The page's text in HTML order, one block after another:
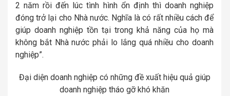
2 năm rồi đến lúc tình hình ổn định thì doanh nghiệp
đóng trở lại cho Nhà nước. Nghĩa là có rất nhiều cách để
giúp doanh nghiệp tồn tại trong khả năng của họ mà
không bắt Nhà nước phải lo lắng quá nhiều cho doanh
nghiệp”.
Đại diện doanh nghiệp có những đề xuất hiệu quả giúp
doanh nghiệp tháo gỡ khó khăn